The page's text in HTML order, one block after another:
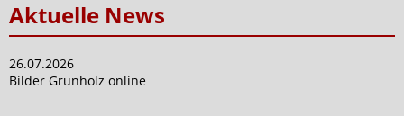
Aktuelle News
26.07.2026
Bilder Grunholz online